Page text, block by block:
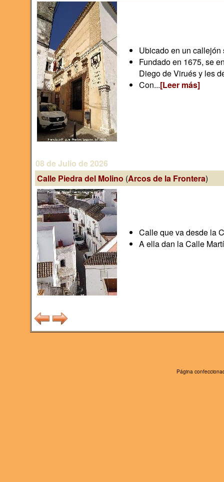
Ubicado en un
Fundado en 1675, se
Diego de Virués y les
Con...[Leer más]
08 de Julio de 2026
Calle Piedra del Molino (Arcos de la Frontera)
Calle que va desde la
A ella dan la Calle
Página